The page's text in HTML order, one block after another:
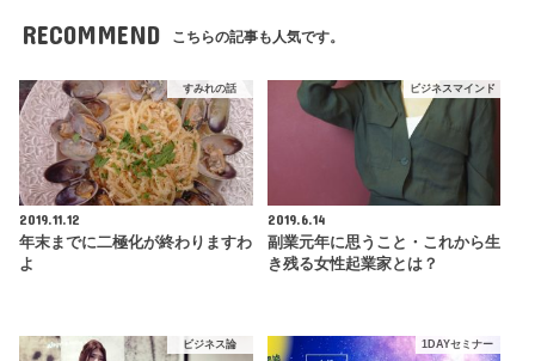
RECOMMEND こちらの記事も人気です。
すみれの話
2019.11.12
年末までに二極化が終わりますわ
よ
ビジネスマインド
2019.6.14
副業元年に思うこと・これから生
き残る女性起業家とは？
ビジネス論 1DAYセミナー